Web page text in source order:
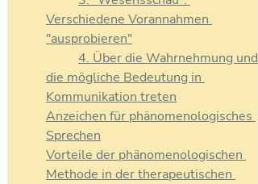
Verschiedene Vorannahmen
"ausprobieren"
4. Über die Wahrnehmung und
die mögliche Bedeutung in
Kommunikation treten
Anzeichen für phänomenologisches
Sprechen
Vorteile der phänomenologischen
Methode in der therapeutischen